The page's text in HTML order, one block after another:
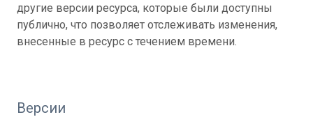
другие версии ресурса, которые были доступны
публично, что позволяет отслеживать изменения,
внесенные в ресурс с течением времени.
Версии